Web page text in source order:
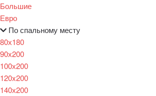
Большие
Евро
По спальному месту
80х180
90х200
100х200
120x200
140х200